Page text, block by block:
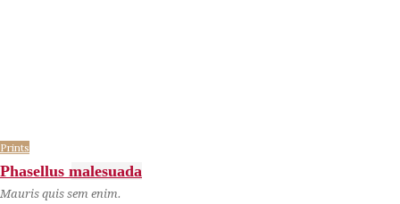
Prints
Phasellus malesuada
Mauris quis sem enim.